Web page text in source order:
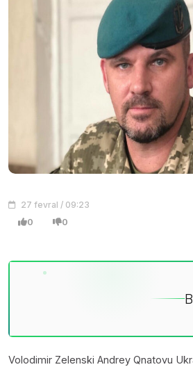
27 fevral / 09:23
0 0
Volodimir Zelenski Andrey Qnatovu